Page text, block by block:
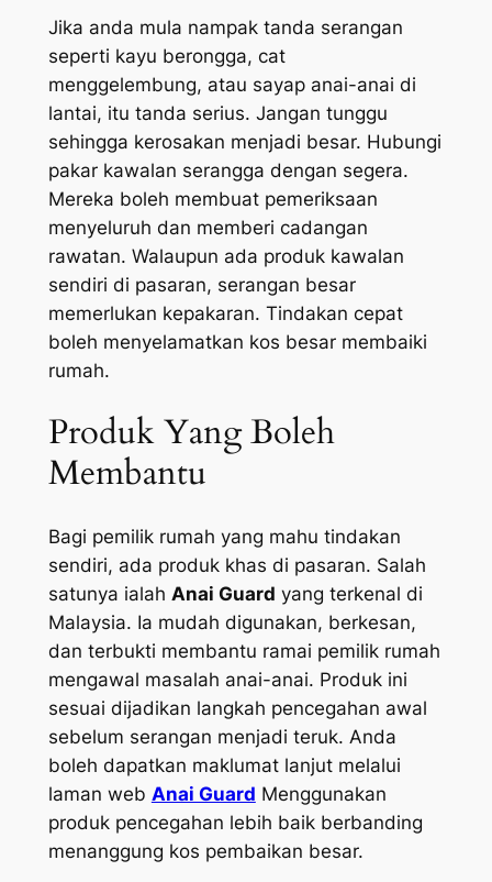
Jika anda mula nampak tanda serangan
seperti kayu berongga, cat
menggelembung, atau sayap anai-anai di
lantai, itu tanda serius. Jangan tunggu
sehingga kerosakan menjadi besar. Hubungi
pakar kawalan serangga dengan segera.
Mereka boleh membuat pemeriksaan
menyeluruh dan memberi cadangan
rawatan. Walaupun ada produk kawalan
sendiri di pasaran, serangan besar
memerlukan kepakaran. Tindakan cepat
boleh menyelamatkan kos besar membaiki
rumah.
Produk Yang Boleh
Membantu
Bagi pemilik rumah yang mahu tindakan
sendiri, ada produk khas di pasaran. Salah
satunya ialah Anai Guard yang terkenal di
Malaysia. Ia mudah digunakan, berkesan,
dan terbukti membantu ramai pemilik rumah
mengawal masalah anai-anai. Produk ini
sesuai dijadikan langkah pencegahan awal
sebelum serangan menjadi teruk. Anda
boleh dapatkan maklumat lanjut melalui
laman web Anai Guard Menggunakan
produk pencegahan lebih baik berbanding
menanggung kos pembaikan besar.